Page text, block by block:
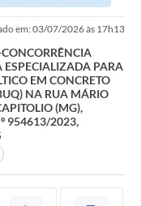
em: 03/07/2026 às 17h13
PARA
EM CONCRETO
NA RUA MÁRIO
(MG),
954613/2023,